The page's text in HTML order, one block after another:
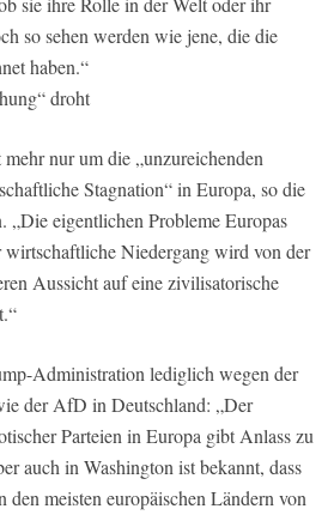
so sehen werden wie jene, die die
haben.“
droht
nur um die „unzureichenden
Stagnation“ in Europa, so die
„Die eigentlichen Probleme Europas
Niedergang wird von der
Aussicht auf eine zivilisatorische
Administration lediglich wegen der
der AfD in Deutschland: „Der
Parteien in Europa gibt Anlass zu
auch in Washington ist bekannt, dass
meisten europäischen Ländern von